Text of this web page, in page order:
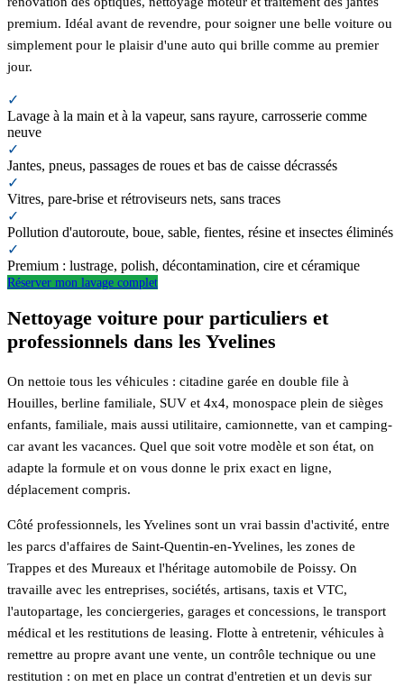
premium. Idéal avant de revendre, pour soigner une belle voiture ou
simplement pour le plaisir d'une auto qui brille comme au premier
jour.
✓
Lavage à la main et à la vapeur, sans rayure, carrosserie comme
neuve
✓
Jantes, pneus, passages de roues et bas de caisse décrassés
✓
Vitres, pare-brise et rétroviseurs nets, sans traces
✓
Pollution d'autoroute, boue, sable, fientes, résine et insectes éliminés
✓
Premium : lustrage, polish, décontamination, cire et céramique
Réserver mon lavage complet
Nettoyage voiture pour particuliers et
professionnels dans les Yvelines
On nettoie tous les véhicules : citadine garée en double file à
Houilles, berline familiale, SUV et 4x4, monospace plein de sièges
enfants, familiale, mais aussi utilitaire, camionnette, van et camping-
car avant les vacances. Quel que soit votre modèle et son état, on
adapte la formule et on vous donne le prix exact en ligne,
déplacement compris.
Côté professionnels, les Yvelines sont un vrai bassin d'activité, entre
les parcs d'affaires de Saint-Quentin-en-Yvelines, les zones de
Trappes et des Mureaux et l'héritage automobile de Poissy. On
travaille avec les entreprises, sociétés, artisans, taxis et VTC,
l'autopartage, les conciergeries, garages et concessions, le transport
médical et les restitutions de leasing. Flotte à entretenir, véhicules à
remettre au propre avant une vente, un contrôle technique ou une
restitution : on met en place un contrat d'entretien et un devis sur